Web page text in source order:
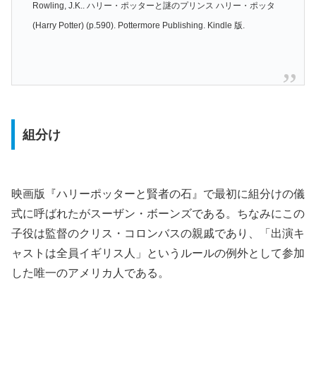
Rowling, J.K.. ハリー・ポッターと謎のプリンス ハリー・ポッタ
(Harry Potter) (p.590). Pottermore Publishing. Kindle 版.
組分け
映画版『ハリーポッターと賢者の石』で最初に組分けの儀
式に呼ばれたがスーザン・ボーンズである。ちなみにこの
子役は監督のクリス・コロンバスの親戚であり、「出演キ
ャストは全員イギリス人」というルールの例外として参加
した唯一のアメリカ人である。